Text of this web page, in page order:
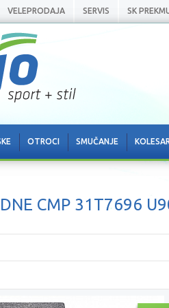
VELEPRODAJA SERVIS SK
OTROCI SMUČANJE
CMP 31T7696